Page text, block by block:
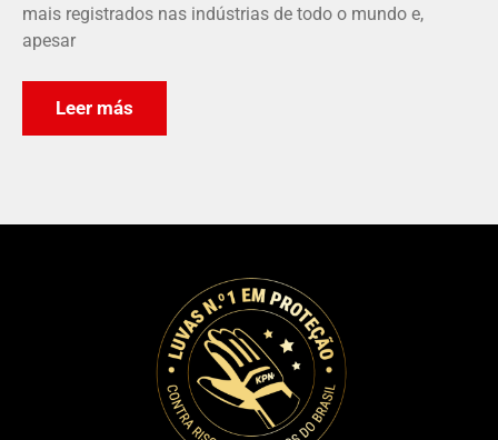
mais registrados nas indústrias de todo o mundo e,
apesar
Leer más